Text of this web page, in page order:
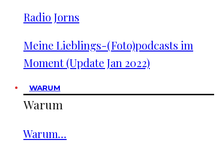
Radio Jorns
Meine Lieblings-(Foto)podcasts im
Moment (Update Jan 2022)
WARUM
Warum
Warum…